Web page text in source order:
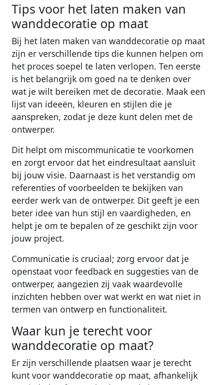
Tips voor het laten maken van
wanddecoratie op maat
Bij het laten maken van wanddecoratie op maat
zijn er verschillende tips die kunnen helpen om
het proces soepel te laten verlopen. Ten eerste
is het belangrijk om goed na te denken over
wat je wilt bereiken met de decoratie. Maak een
lijst van ideeën, kleuren en stijlen die je
aanspreken, zodat je deze kunt delen met de
ontwerper.
Dit helpt om miscommunicatie te voorkomen
en zorgt ervoor dat het eindresultaat aansluit
bij jouw visie. Daarnaast is het verstandig om
referenties of voorbeelden te bekijken van
eerder werk van de ontwerper. Dit geeft je een
beter idee van hun stijl en vaardigheden, en
helpt je om te bepalen of ze geschikt zijn voor
jouw project.
Communicatie is cruciaal; zorg ervoor dat je
openstaat voor feedback en suggesties van de
ontwerper, aangezien zij vaak waardevolle
inzichten hebben over wat werkt en wat niet in
termen van ontwerp en functionaliteit.
Waar kun je terecht voor
wanddecoratie op maat?
Er zijn verschillende plaatsen waar je terecht
kunt voor wanddecoratie op maat, afhankelijk